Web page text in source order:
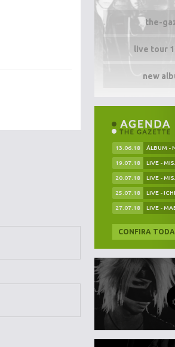
the-
live tour
new
13.06.18 ÁLBUM -
19.07.18 LIVE -
20.07.18 LIVE -
25.07.18 LIVE -
27.07.18 LIVE -
CONFIRA